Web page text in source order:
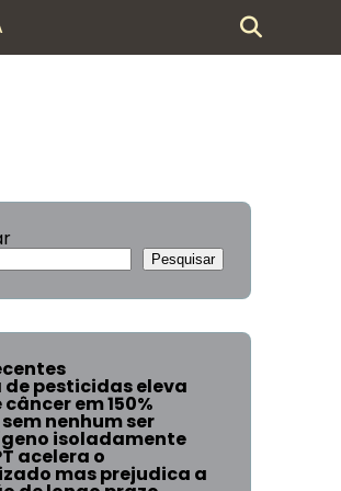
Pesquisar
pesticidas eleva
em 150%
nenhum ser
isoladamente
acelera o
mas prejudica a